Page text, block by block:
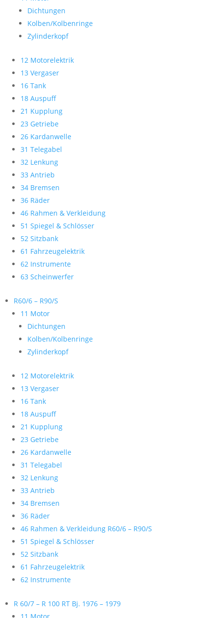
Dichtungen
Kolben/Kolbenringe
Zylinderkopf
12 Motorelektrik
13 Vergaser
16 Tank
18 Auspuff
21 Kupplung
23 Getriebe
26 Kardanwelle
31 Telegabel
32 Lenkung
33 Antrieb
34 Bremsen
36 Räder
46 Rahmen & Verkleidung
51 Spiegel & Schlösser
52 Sitzbank
61 Fahrzeugelektrik
62 Instrumente
63 Scheinwerfer
R60/6 – R90/S
11 Motor
Dichtungen
Kolben/Kolbenringe
Zylinderkopf
12 Motorelektrik
13 Vergaser
16 Tank
18 Auspuff
21 Kupplung
23 Getriebe
26 Kardanwelle
31 Telegabel
32 Lenkung
33 Antrieb
34 Bremsen
36 Räder
46 Rahmen & Verkleidung R60/6 – R90/S
51 Spiegel & Schlösser
52 Sitzbank
61 Fahrzeugelektrik
62 Instrumente
R 60/7 – R 100 RT Bj. 1976 – 1979